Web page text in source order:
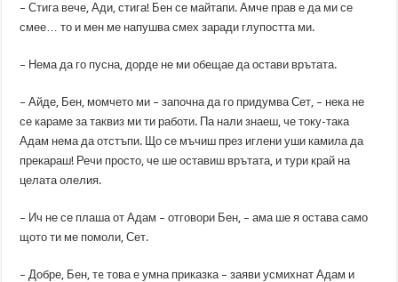
– Стига вече, Ади, стига! Бен се майтапи. Амче прав е да ми се
смее… то и мен ме напушва смех заради глупостта ми.
– Нема да го пусна, дорде не ми обещае да остави врътата.
– Айде, Бен, момчето ми – започна да го придумва Сет, – нека не
се караме за таквиз ми ти работи. Па нали знаеш, че току-така
Адам нема да отстъпи. Що се мъчиш през иглени уши камила да
прекараш! Речи просто, че ше оставиш врътата, и тури край на
целата олелия.
– Ич не се плаша от Адам – отговори Бен, – ама ше я остава само
щото ти ме помоли, Сет.
– Добре, Бен, тe това е умна приказка – заяви усмихнат Адам и